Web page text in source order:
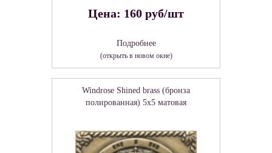
Цена: 160 руб/шт
Подробнее
(открыть в новом окне)
Windrose Shined brass (бронза
полированная) 5х5 матовая